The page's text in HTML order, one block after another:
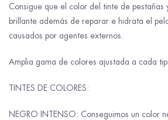
Consigue que el color del tinte de pestañas
brillante además de reparar e hidrata el
causados por agentes externos.
Amplia gama de colores ajustada a cada
TINTES DE COLORES:
NEGRO INTENSO: Conseguimos un color